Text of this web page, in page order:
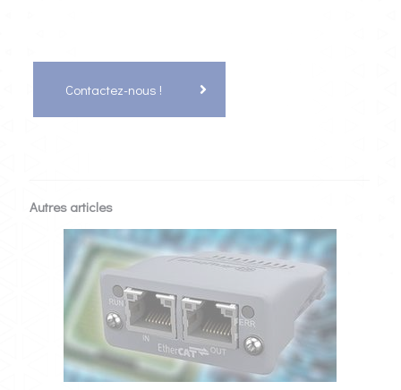
Contactez-nous !
Autres articles